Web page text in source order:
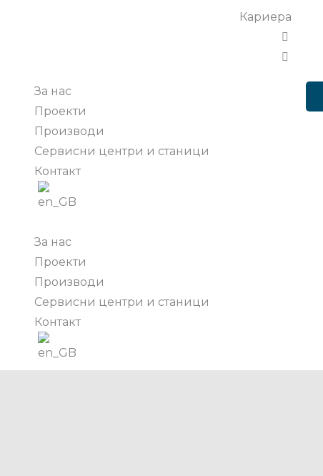
Кариера
За нас
Проекти
Производи
Сервисни центри и станици
Контакт
За нас
Проекти
Производи
Сервисни центри и станици
Контакт